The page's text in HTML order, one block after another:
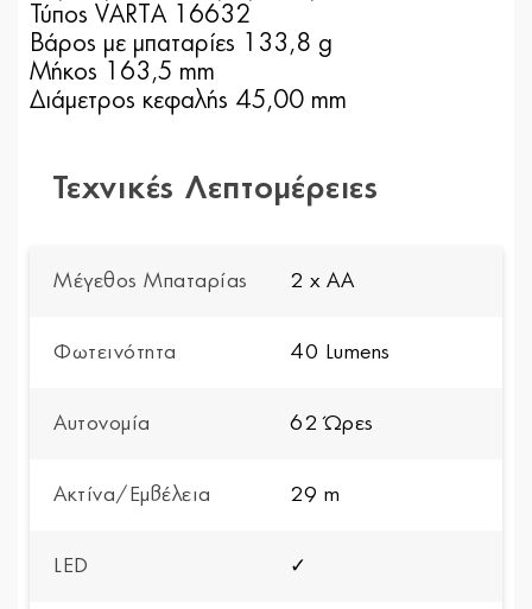
Τύπος VARTA 16632
Βάρος με μπαταρίες 133,8 g
Μήκος 163,5 mm
Διάμετρος κεφαλής 45,00 mm
Τεχνικές Λεπτομέρειες
Μέγεθος Μπαταρίας 2 x AA
Φωτεινότητα 40 Lumens
Αυτονομία 62 Ώρες
Ακτίνα/Εμβέλεια 29 m
LED ✓